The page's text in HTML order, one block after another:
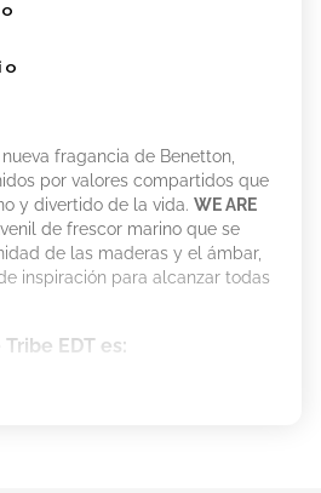
fragancia de Benetton,
por valores compartidos que
y divertido de la vida. WE ARE
de frescor marino que se
de las maderas y el ámbar,
inspiración para alcanzar todas
EDT es:
Amaderado